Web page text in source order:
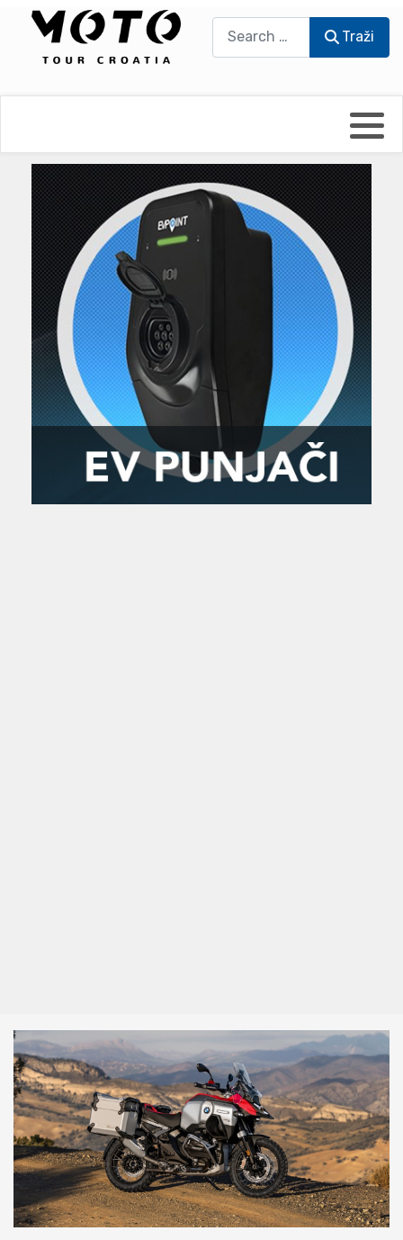
Traži
UmPaDrum
Moto servisi
Impressum
Damir Žerić - ELPASSO
Dario Dinter - Moto TOZ
Igor Kreč - UmPaDrum
Igor Kukec Brmbi
Slaven Gajdek
MTC - Moto Tour Croatia
Moto putopisi
Vikend vožnje
Zanimljivost
Najave i noviteti